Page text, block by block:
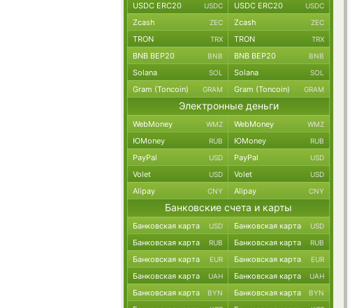
USDC ERC20 USDC USDC ERC20 USDC
Zcash ZEC Zcash ZEC
TRON TRX TRON TRX
BNB BEP20 BNB BNB BEP20 BNB
Solana SOL Solana SOL
Gram (Toncoin) GRAM Gram (Toncoin) GRAM
Электронные деньги
WebMoney WMZ WebMoney WMZ
ЮMoney RUB ЮMoney RUB
PayPal USD PayPal USD
Volet USD Volet USD
Alipay CNY Alipay CNY
Банковские счета и карты
Банковская карта USD Банковская карта USD
Банковская карта RUB Банковская карта RUB
Банковская карта EUR Банковская карта EUR
Банковская карта UAH Банковская карта UAH
Банковская карта BYN Банковская карта BYN